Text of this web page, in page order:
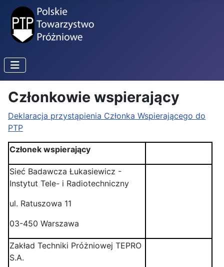
Członkowie wspierający
Deklaracja przystąpienia Członka Wspierającego do
PTP
Członek wspierający
Sieć Badawcza Łukasiewicz -
Instytut Tele- i Radiotechniczny
ul. Ratuszowa 11
03-450 Warszawa
Zakład Techniki Próżniowej TEPRO
S.A.